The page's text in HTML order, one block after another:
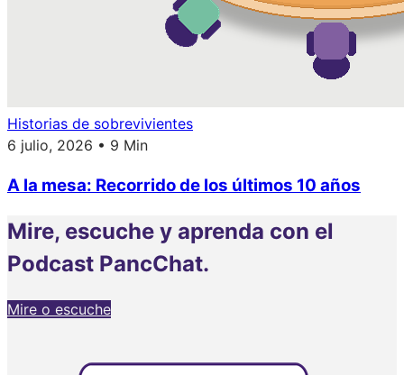
Historias de sobrevivientes
6 julio, 2026 • 9 Min
A la mesa: Recorrido de los últimos 10 años
Mire, escuche y aprenda con el
Podcast PancChat.
Mire o escuche